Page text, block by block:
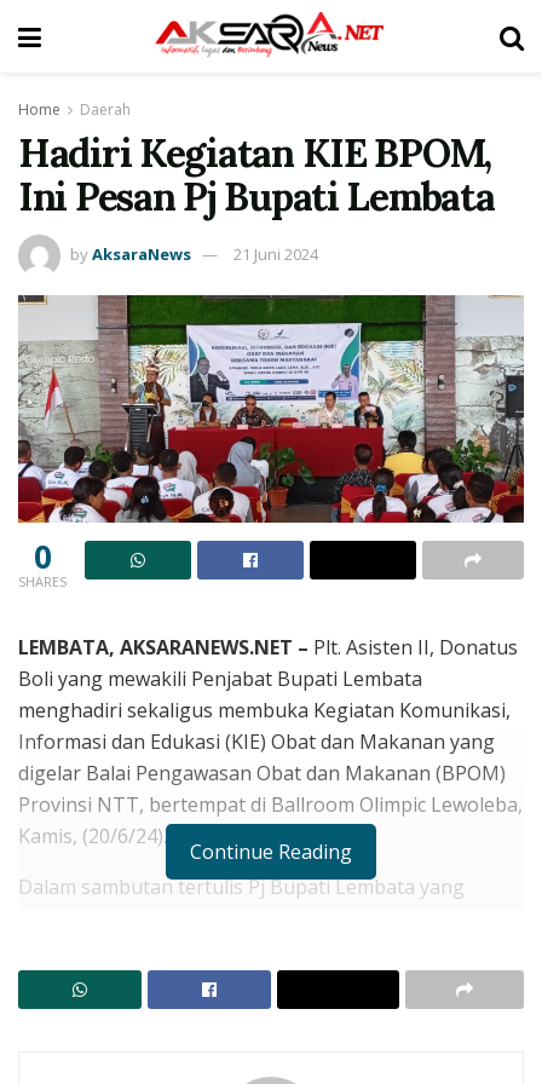
Home Daerah
Hadiri Kegiatan KIE BPOM,
Ini Pesan Pj Bupati Lembata
byAksaraNews 21 Juni 2024
0
SHARES
LEMBATA, AKSARANEWS.NET – Plt. Asisten II, Donatus
Boli yang mewakili Penjabat Bupati Lembata
menghadiri sekaligus membuka Kegiatan Komunikasi,
Informasi dan Edukasi (KIE) Obat dan Makanan yang
digelar Balai Pengawasan Obat dan Makanan (BPOM)
Provinsi NTT, bertempat di Ballroom Olimpic Lewoleba,
Kamis, (20/6/24).
Dalam sambutan tertulis Pj Bupati Lembata yang
dalam kelangsungan hidup.
Continue Reading